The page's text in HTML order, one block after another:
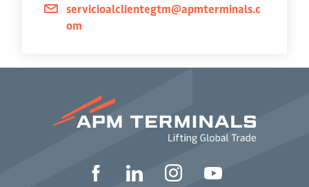
servicioalclientegtm@apmterminals.c
om